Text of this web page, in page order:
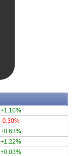
+1.10%
-0.30%
+0.63%
+1.22%
+0.03%